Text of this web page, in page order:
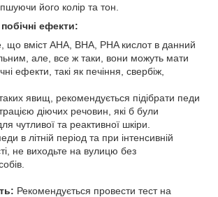
його колір та тон.
ефекти:
що вміст АНА, BHA, PHA кислот в данний
але, все ж таки, вони можуть мати
ефекти, такі як печіння, свербіж,
явищ, рекомендується підібрати педи
діючих речовин, які б були
чутливої та реактивної шкіри.
в літній період та при інтенсивній
не виходьте на вулицю без
Рекомендується провести тест на